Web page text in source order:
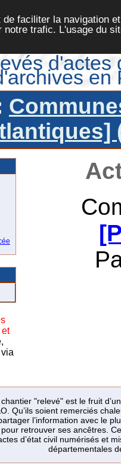
faciliter la navigation
notre trafic. L'usage du
d'actes
en
chantier "relevé" est le fruit
Qu’ils soient remerciés
l’information avec le
retrouver ses ancêtres.
d’état civil numérisés et
départementales